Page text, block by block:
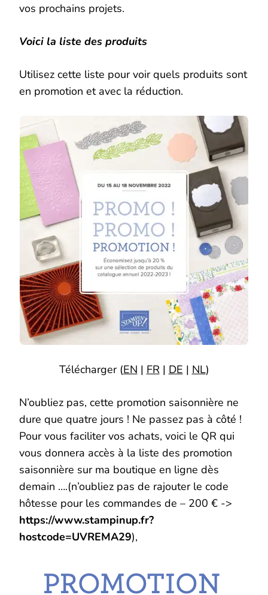
vos prochains projets.
Voici la liste des produits
Utilisez cette liste pour voir quels produits sont
en promotion et avec la réduction.
Télécharger(EN | FR | DE | NL)
N’oubliez pas, cette promotion saisonnière ne
dure que quatre jours ! Ne passez pas à côté !
Pour vous faciliter vos achats, voici le QR qui
vous donnera accès à la liste des promotion
saisonnière sur ma boutique en ligne dès
demain ….(n’oubliez pas de rajouter le code
hôtesse pour les commandes de – 200 € ->
https://www.stampinup.fr?
hostcode=UVREMA29),